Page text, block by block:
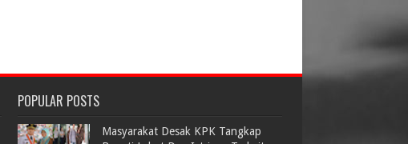
POPULAR POSTS
Masyarakat Desak KPK Tangkap